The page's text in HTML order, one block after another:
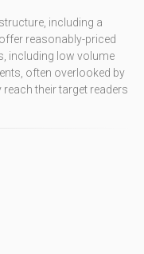
including a
reasonably-priced
including low volume
often overlooked by
their target readers